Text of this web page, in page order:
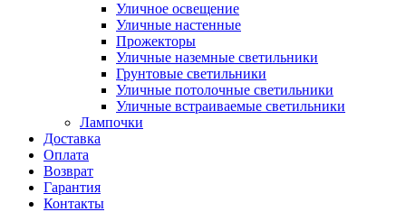
Уличное освещение
Уличные настенные
Прожекторы
Уличные наземные светильники
Грунтовые светильники
Уличные потолочные светильники
Уличные встраиваемые светильники
Лампочки
Доставка
Оплата
Возврат
Гарантия
Контакты